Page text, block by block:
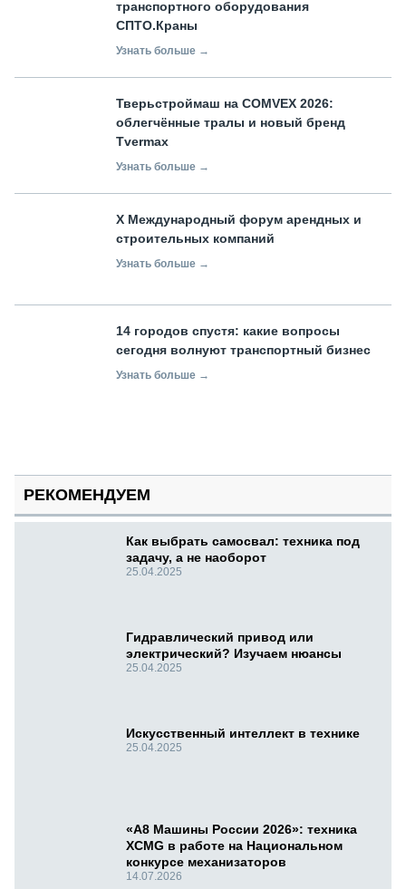
транспортного оборудования
СПТО.Краны
Узнать больше →
Тверьстроймаш на COMVEX 2026:
облегчённые тралы и новый бренд
Tvermax
Узнать больше →
X Международный форум арендных и
строительных компаний
Узнать больше →
14 городов спустя: какие вопросы
сегодня волнуют транспортный бизнес
Узнать больше →
РЕКОМЕНДУЕМ
Как выбрать самосвал: техника под
задачу, а не наоборот
25.04.2025
Гидравлический привод или
электрический? Изучаем нюансы
25.04.2025
Искусственный интеллект в технике
25.04.2025
«А8 Машины России 2026»: техника
XCMG в работе на Национальном
конкурсе механизаторов
14.07.2026